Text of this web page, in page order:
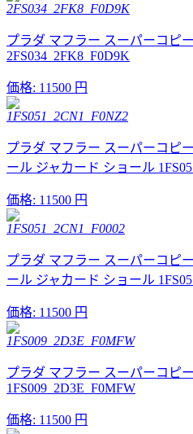
2FS034_2FK8_F0D9K
プラダ マフラー スーパーコピ
2FS034_2FK8_F0D9K
価格: 11500 円
1FS051_2CN1_F0NZ2
プラダ マフラー スーパーコピ
ール ジャカード ショール
価格: 11500 円
1FS051_2CN1_F0002
プラダ マフラー スーパーコピ
ール ジャカード ショール
価格: 11500 円
1FS009_2D3E_F0MFW
プラダ マフラー スーパーコピ
1FS009_2D3E_F0MFW
価格: 11500 円